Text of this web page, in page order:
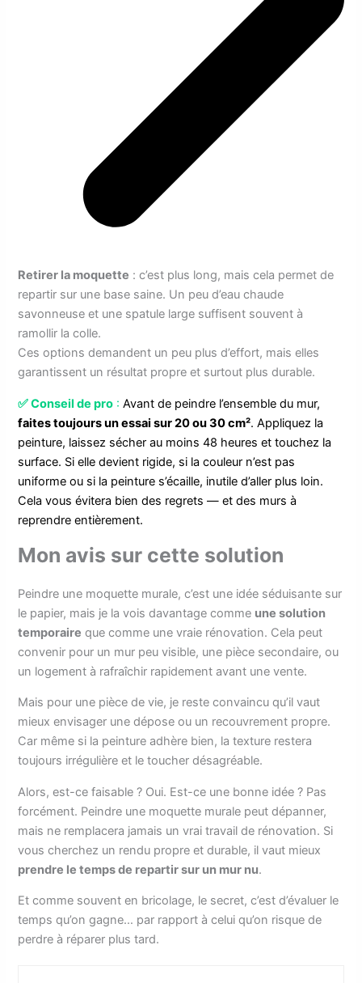
Retirer la moquette : c’est plus long, mais cela permet de
repartir sur une base saine. Un peu d’eau chaude
savonneuse et une spatule large suffisent souvent à
ramollir la colle.
Ces options demandent un peu plus d’effort, mais elles
garantissent un résultat propre et surtout plus durable.
✅Conseil de pro :Avant de peindre l’ensemble du mur,
faites toujours un essai sur 20 ou 30 cm². Appliquez la
peinture, laissez sécher au moins 48 heures et touchez la
surface. Si elle devient rigide, si la couleur n’est pas
uniforme ou si la peinture s’écaille, inutile d’aller plus loin.
Cela vous évitera bien des regrets — et des murs à
reprendre entièrement.
Mon avis sur cette solution
Peindre une moquette murale, c’est une idée séduisante sur
le papier, mais je la vois davantage comme une solution
temporaire que comme une vraie rénovation. Cela peut
convenir pour un mur peu visible, une pièce secondaire, ou
un logement à rafraîchir rapidement avant une vente.
Mais pour une pièce de vie, je reste convaincu qu’il vaut
mieux envisager une dépose ou un recouvrement propre.
Car même si la peinture adhère bien, la texture restera
toujours irrégulière et le toucher désagréable.
Alors, est-ce faisable ? Oui. Est-ce une bonne idée ? Pas
forcément. Peindre une moquette murale peut dépanner,
mais ne remplacera jamais un vrai travail de rénovation. Si
vous cherchez un rendu propre et durable, il vaut mieux
prendre le temps de repartir sur un mur nu.
Et comme souvent en bricolage, le secret, c’est d’évaluer le
temps qu’on gagne… par rapport à celui qu’on risque de
perdre à réparer plus tard.